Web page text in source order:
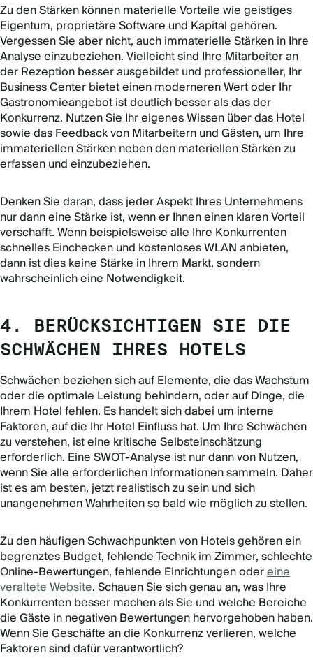
Zu den Stärken können materielle Vorteile wie geistiges
Eigentum, proprietäre Software und Kapital gehören.
Vergessen Sie aber nicht, auch immaterielle Stärken in Ihre
Analyse einzubeziehen. Vielleicht sind Ihre Mitarbeiter an
der Rezeption besser ausgebildet und professioneller, Ihr
Business Center bietet einen moderneren Wert oder Ihr
Gastronomieangebot ist deutlich besser als das der
Konkurrenz. Nutzen Sie Ihr eigenes Wissen über das Hotel
sowie das Feedback von Mitarbeitern und Gästen, um Ihre
immateriellen Stärken neben den materiellen Stärken zu
erfassen und einzubeziehen.
Denken Sie daran, dass jeder Aspekt Ihres Unternehmens
nur dann eine Stärke ist, wenn er Ihnen einen klaren Vorteil
verschafft. Wenn beispielsweise alle Ihre Konkurrenten
schnelles Einchecken und kostenloses WLAN anbieten,
dann ist dies keine Stärke in Ihrem Markt, sondern
wahrscheinlich eine Notwendigkeit.
4. BERÜCKSICHTIGEN SIE DIE
SCHWÄCHEN IHRES HOTELS
Schwächen beziehen sich auf Elemente, die das Wachstum
oder die optimale Leistung behindern, oder auf Dinge, die
Ihrem Hotel fehlen. Es handelt sich dabei um interne
Faktoren, auf die Ihr Hotel Einfluss hat. Um Ihre Schwächen
zu verstehen, ist eine kritische Selbsteinschätzung
erforderlich. Eine SWOT-Analyse ist nur dann von Nutzen,
wenn Sie alle erforderlichen Informationen sammeln. Daher
ist es am besten, jetzt realistisch zu sein und sich
unangenehmen Wahrheiten so bald wie möglich zu stellen.
Zu den häufigen Schwachpunkten von Hotels gehören ein
begrenztes Budget, fehlende Technik im Zimmer, schlechte
Online-Bewertungen, fehlende Einrichtungen odereine
veraltete Website. Schauen Sie sich genau an, was Ihre
Konkurrenten besser machen als Sie und welche Bereiche
die Gäste in negativen Bewertungen hervorgehoben haben.
Wenn Sie Geschäfte an die Konkurrenz verlieren, welche
Faktoren sind dafür verantwortlich?